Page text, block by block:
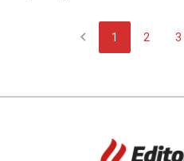
chevron_left 1 2 3